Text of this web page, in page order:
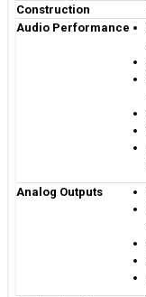
Construction
Audio Performance
Analog Outputs